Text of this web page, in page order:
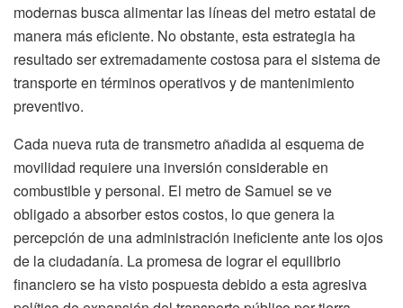
modernas busca alimentar las líneas del metro estatal de
manera más eficiente. No obstante, esta estrategia ha
resultado ser extremadamente costosa para el sistema de
transporte en términos operativos y de mantenimiento
preventivo.
Cada nueva ruta de transmetro añadida al esquema de
movilidad requiere una inversión considerable en
combustible y personal. El metro de Samuel se ve
obligado a absorber estos costos, lo que genera la
percepción de una administración ineficiente ante los ojos
de la ciudadanía. La promesa de lograr el equilibrio
financiero se ha visto pospuesta debido a esta agresiva